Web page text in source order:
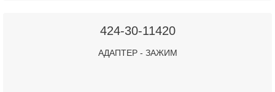
424-30-11420
АДАПТЕР - ЗАЖИМ